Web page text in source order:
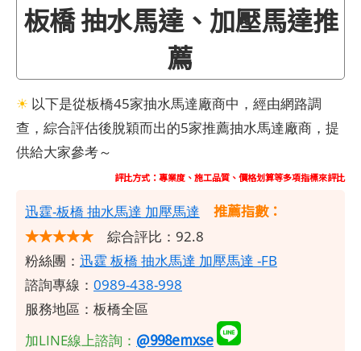
板橋 抽水馬達、加壓馬達推
薦
☀ 以下是從板橋45家抽水馬達廠商中，經由網路調
查，綜合評估後脫穎而出的5家推薦抽水馬達廠商，提
供給大家參考～
評比方式：專業度、施工品質、價格划算等多項指標來評比
​迅霆-板橋 抽水馬達 加壓馬達
推薦指數：
★★★★★ 綜合評比：92.8
粉絲團： 迅霆 板橋 抽水馬達 加壓馬達 -FB
諮詢專線： 0989-438-998
服務地區：板橋全區
加LINE線上諮詢： @998emxse